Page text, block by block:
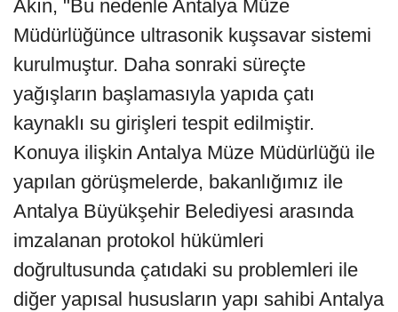
Akın, "Bu nedenle Antalya Müze
Müdürlüğünce ultrasonik kuşsavar sistemi
kurulmuştur. Daha sonraki süreçte
yağışların başlamasıyla yapıda çatı
kaynaklı su girişleri tespit edilmiştir.
Konuya ilişkin Antalya Müze Müdürlüğü ile
yapılan görüşmelerde, bakanlığımız ile
Antalya Büyükşehir Belediyesi arasında
imzalanan protokol hükümleri
doğrultusunda çatıdaki su problemleri ile
diğer yapısal hususların yapı sahibi Antalya